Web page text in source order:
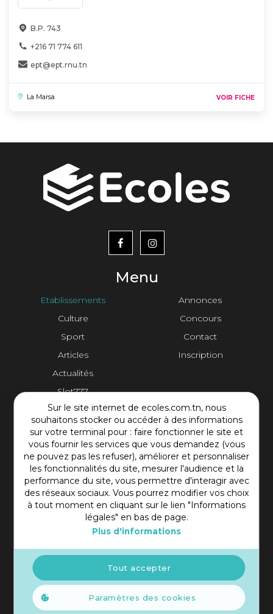
B.P. 743
+216 71 774 611
ept@ept.rnu.tn
La Marsa VOIR FICHE
Sur le site internet de ecoles.com.tn, nous
souhaitons stocker ou accéder à des informations
sur votre terminal pour : faire fonctionner le site et
vous fournir les services que vous demandez (vous
ne pouvez pas les refuser), améliorer et personnaliser
les fonctionnalités du site, mesurer l'audience et la
performance du site, vous permettre d'interagir avec
des réseaux sociaux. Vous pourrez modifier vos choix
à tout moment en cliquant sur le lien "Informations
légales" en bas de page.
Plus d'informations
Paramètres des cookies
Tout accepter
Menu
Etablissements
Culture
Sport
Articles
Actualités
Slot777
menu
footer2
Annonces
Concours
Contact
Inscription
Contact Plateforme
Rue Mohamed Shim, Rbat Monastir 5000 Tunisie
+216 97 50 60 54
contact@ecoles.com.tn